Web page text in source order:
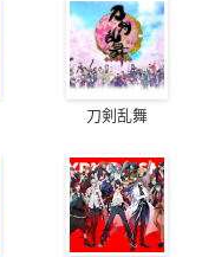
刀剣乱舞